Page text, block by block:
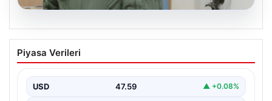
Rafet Dalkıran kimdir? Yeni Hava
Kuvvetleri Komutanı Rafet Dalkıran’ın
Piyasa Verileri
USD 47.59 ▲ +0.08%